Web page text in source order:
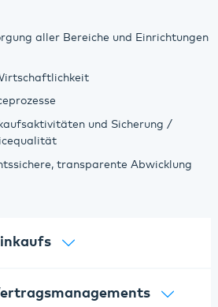
aller Bereiche und Einrichtungen
und Sicherung /
transparente Abwicklung